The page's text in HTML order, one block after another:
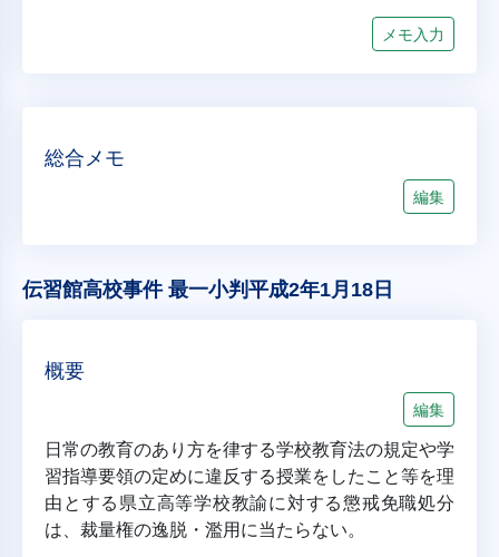
メモ入力
総合メモ
編集
伝習館高校事件 最一小判平成2年1月18日
概要
編集
日常の教育のあり方を律する学校教育法の規定や学
習指導要領の定めに違反する授業をしたこと等を理
由とする県立高等学校教諭に対する懲戒免職処分
は、裁量権の逸脱・濫用に当たらない。